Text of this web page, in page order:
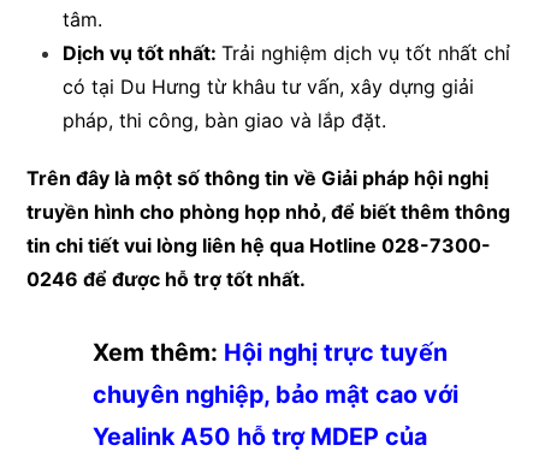
tâm.
Dịch vụ tốt nhất:Trải nghiệm dịch vụ tốt nhất chỉ
có tại Du Hưng từ khâu tư vấn, xây dựng giải
pháp, thi công, bàn giao và lắp đặt.
Trên đây là một số thông tin về Giải pháp hội nghị
truyền hình cho phòng họp nhỏ, để biết thêm thông
tin chi tiết vui lòng liên hệ qua Hotline 028-7300-
0246 để được hỗ trợ tốt nhất.
Xem thêm: Hội nghị trực tuyến
chuyên nghiệp, bảo mật cao với
Yealink A50 hỗ trợ MDEP của